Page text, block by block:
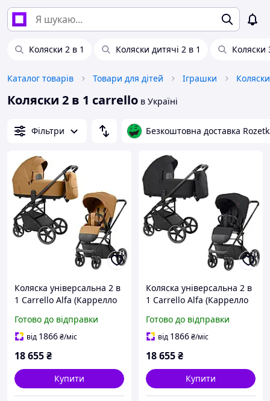
Коляски 2 в 1 Коляски дитячі 2 в 1 Коляски
Каталог товарів Товари для дітей Іграшки
Коляски 2 в 1 carrello в Україні
Фільтри Безкоштовна доставка
Коляска універсальна 2 в
1 Carrello Alfa (Каррелло
Beige (помаранчевий
колір)
Готово до відправки
від 1866₴/міс
18 655₴
Купити
Коляска універсальна 2 в
1 Carrello Alfa (Каррелло
Black (чорний колір)
Готово до відправки
від 1866₴/міс
18 655₴
Купити